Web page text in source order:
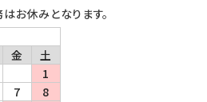
お休みとなります。
金
土
1
7
8